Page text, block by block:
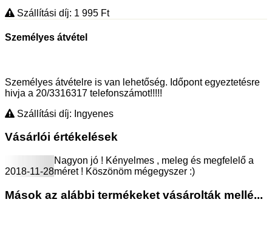
Szállítási díj: 1 995 Ft
Személyes átvétel
Személyes átvételre is van lehetőség. Időpont egyeztetésre
hivja a 20/3316317 telefonszámot!!!!!
Szállítási díj: Ingyenes
Vásárlói értékelések
2018-11-28
Nagyon jó ! Kényelmes , meleg és megfelelő a
méret ! Köszönöm mégegyszer :)
Mások az alábbi termékeket vásárolták mellé...